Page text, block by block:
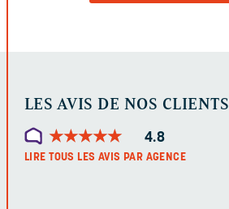
LES AVIS DE NOS CLIENTS
★★★★★
★★★★★ 4.8
LIRE TOUS LES AVIS PAR AGENCE